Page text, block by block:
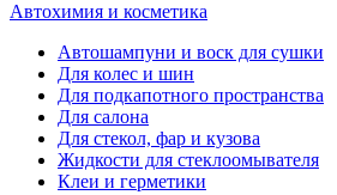
Автохимия и косметика
Автошампуни и воск для сушки
Для колес и шин
Для подкапотного пространства
Для салона
Для стекол, фар и кузова
Жидкости для стеклоомывателя
Клеи и герметики